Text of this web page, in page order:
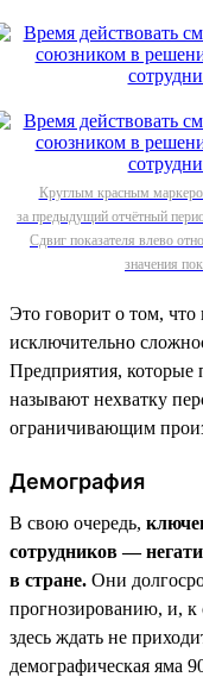
Круглым красным
за предыдущий отчётный
Сдвиг показателя влево
значения
Это говорит о том,
исключительно
Предприятия, которые
называют нехватку
ограничивающим
Демография
В свою очередь,
сотрудников —
в стране. Они
прогнозированию, и,
здесь ждать не
демографическая яма